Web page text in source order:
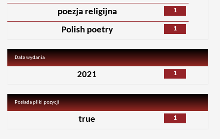
1
poezja religijna
1
Polish poetry
Data wydania
1
2021
Posiada pliki pozycji
1
true